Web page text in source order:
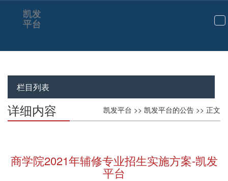
切
航
凯发
平台
栏目列表
凯发平台 >> 凯发平台的公告 >> 正文
详细内容
商学院2021年辅修专业招生实施方案-凯发
平台